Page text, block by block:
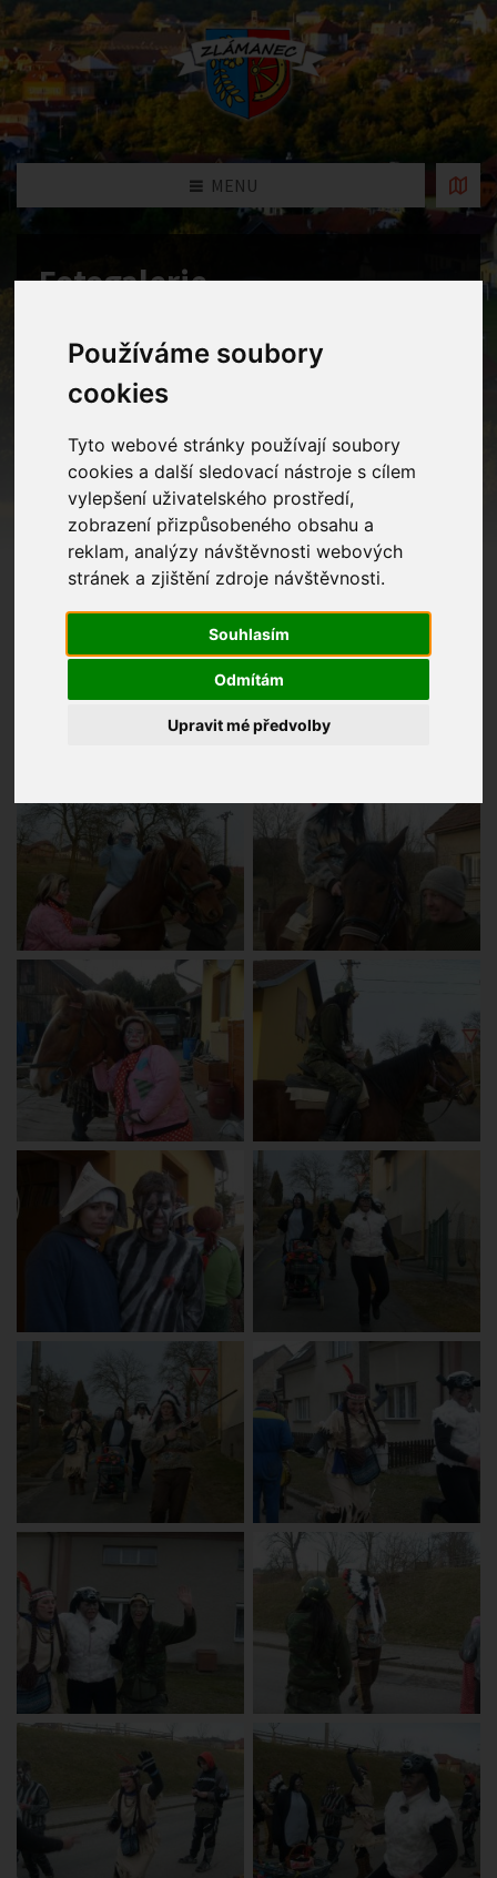
Používáme soubory
cookies
Tyto webové stránky používají soubory
cookies a další sledovací nástroje s cílem
vylepšení uživatelského prostředí,
zobrazení přizpůsobeného obsahu a
reklam, analýzy návštěvnosti webových
stránek a zjištění zdroje návštěvnosti.
Souhlasím
Odmítám
Upravit mé předvolby
MENU
Fotogalerie